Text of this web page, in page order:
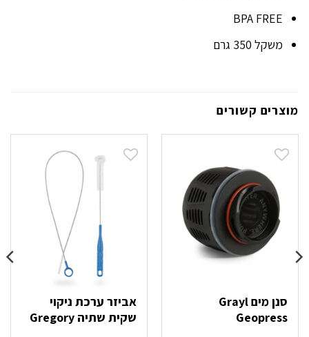
BPA FREE
משקל 350 גרם
מוצרים קשורים
סנן מים Grayl
Geopress
אביזר ערכת ניקוי
שקית שתיה Gregory